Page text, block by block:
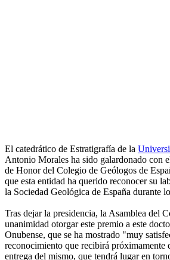
El catedrático de Estratigrafía de la
Antonio Morales ha sido galardonado con
de Honor del Colegio de Geólogos de
que esta entidad ha querido reconocer su
la Sociedad Geológica de España durante
Tras dejar la presidencia, la Asamblea del
unanimidad otorgar este premio a este
Onubense, que se ha mostrado "muy
reconocimiento que recibirá próximamente
entrega del mismo, que tendrá lugar en